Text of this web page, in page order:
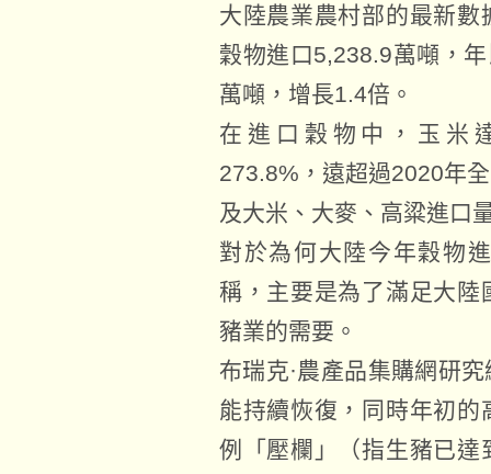
大陸農業農村部的最新
穀物進口5,238.9萬噸，
萬噸，增長1.4倍。
在進口穀物中，玉米
273.8%，遠超過2020年
及大米、大麥、高粱進口
對於為何大陸今年穀物
稱，主要是為了滿足大
豬業的需要。
布瑞克·農產品集購網研
能持續恢復，同時年初
例「壓欄」（指生豬已達